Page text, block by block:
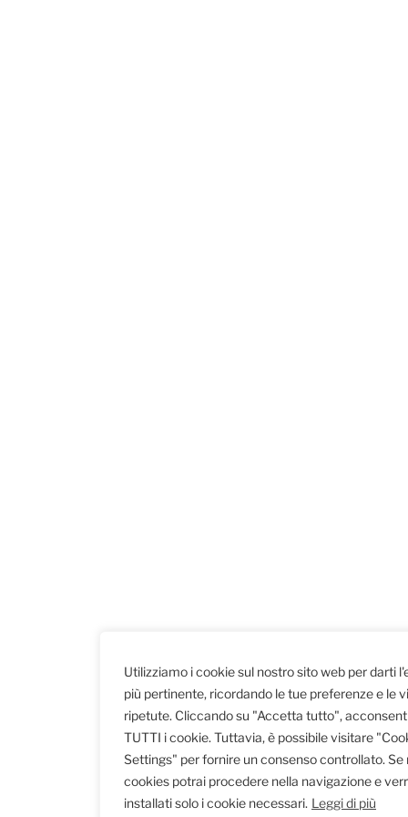
Utilizziamo i cookie sul nostro sito web per darti
più pertinente, ricordando le tue preferenze e le
ripetute. Cliccando su "Accetta tutto",
TUTTI i cookie. Tuttavia, è possibile visitare
Settings" per fornire un consenso controllato.
cookies potrai procedere nella navigazione e
installati solo i cookie necessari. Leggi di più